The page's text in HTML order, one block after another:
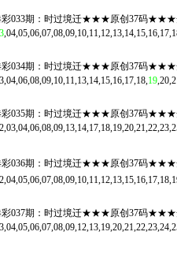
彩033期：时过境迁★★★原创37码★★★
彩034期：时过境迁★★★原创37码★★★
19
彩035期：时过境迁★★★原创37码★★★
彩036期：时过境迁★★★原创37码★★★
彩037期：时过境迁★★★原创37码★★★